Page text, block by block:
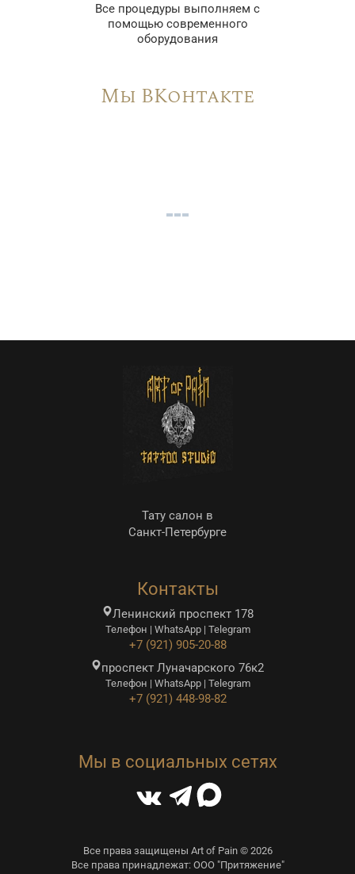
Все процедуры выполняем с
помощью современного
оборудования
Мы ВКонтакте
Тату салон в
Санкт-Петербурге
Контакты
Ленинский проспект 178
Телефон | WhatsApp | Telegram
+7 (921) 905-20-88
проспект Луначарского 76к2
Телефон | WhatsApp | Telegram
+7 (921) 448-98-82
Мы в социальных сетях
Все права защищены Art of Pain © 2026
Все права принадлежат: ООО "Притяжение"